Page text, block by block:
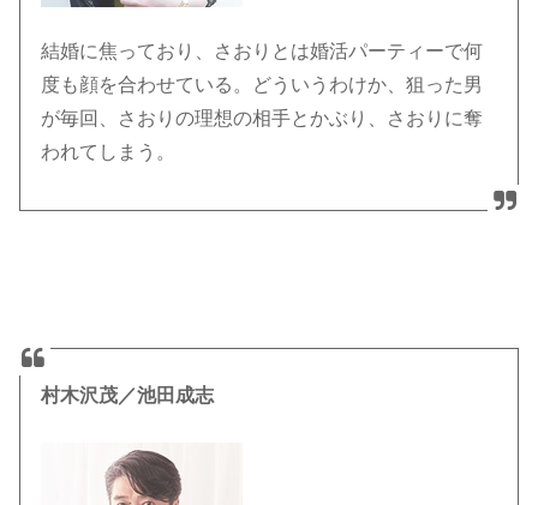
結婚に焦っており、さおりとは婚活パーティーで何
度も顔を合わせている。どういうわけか、狙った男
が毎回、さおりの理想の相手とかぶり、さおりに奪
われてしまう。
村木沢茂／池田成志